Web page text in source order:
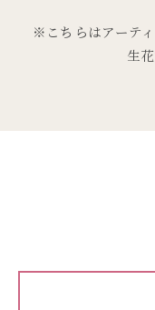
※こちらはアーテ
生